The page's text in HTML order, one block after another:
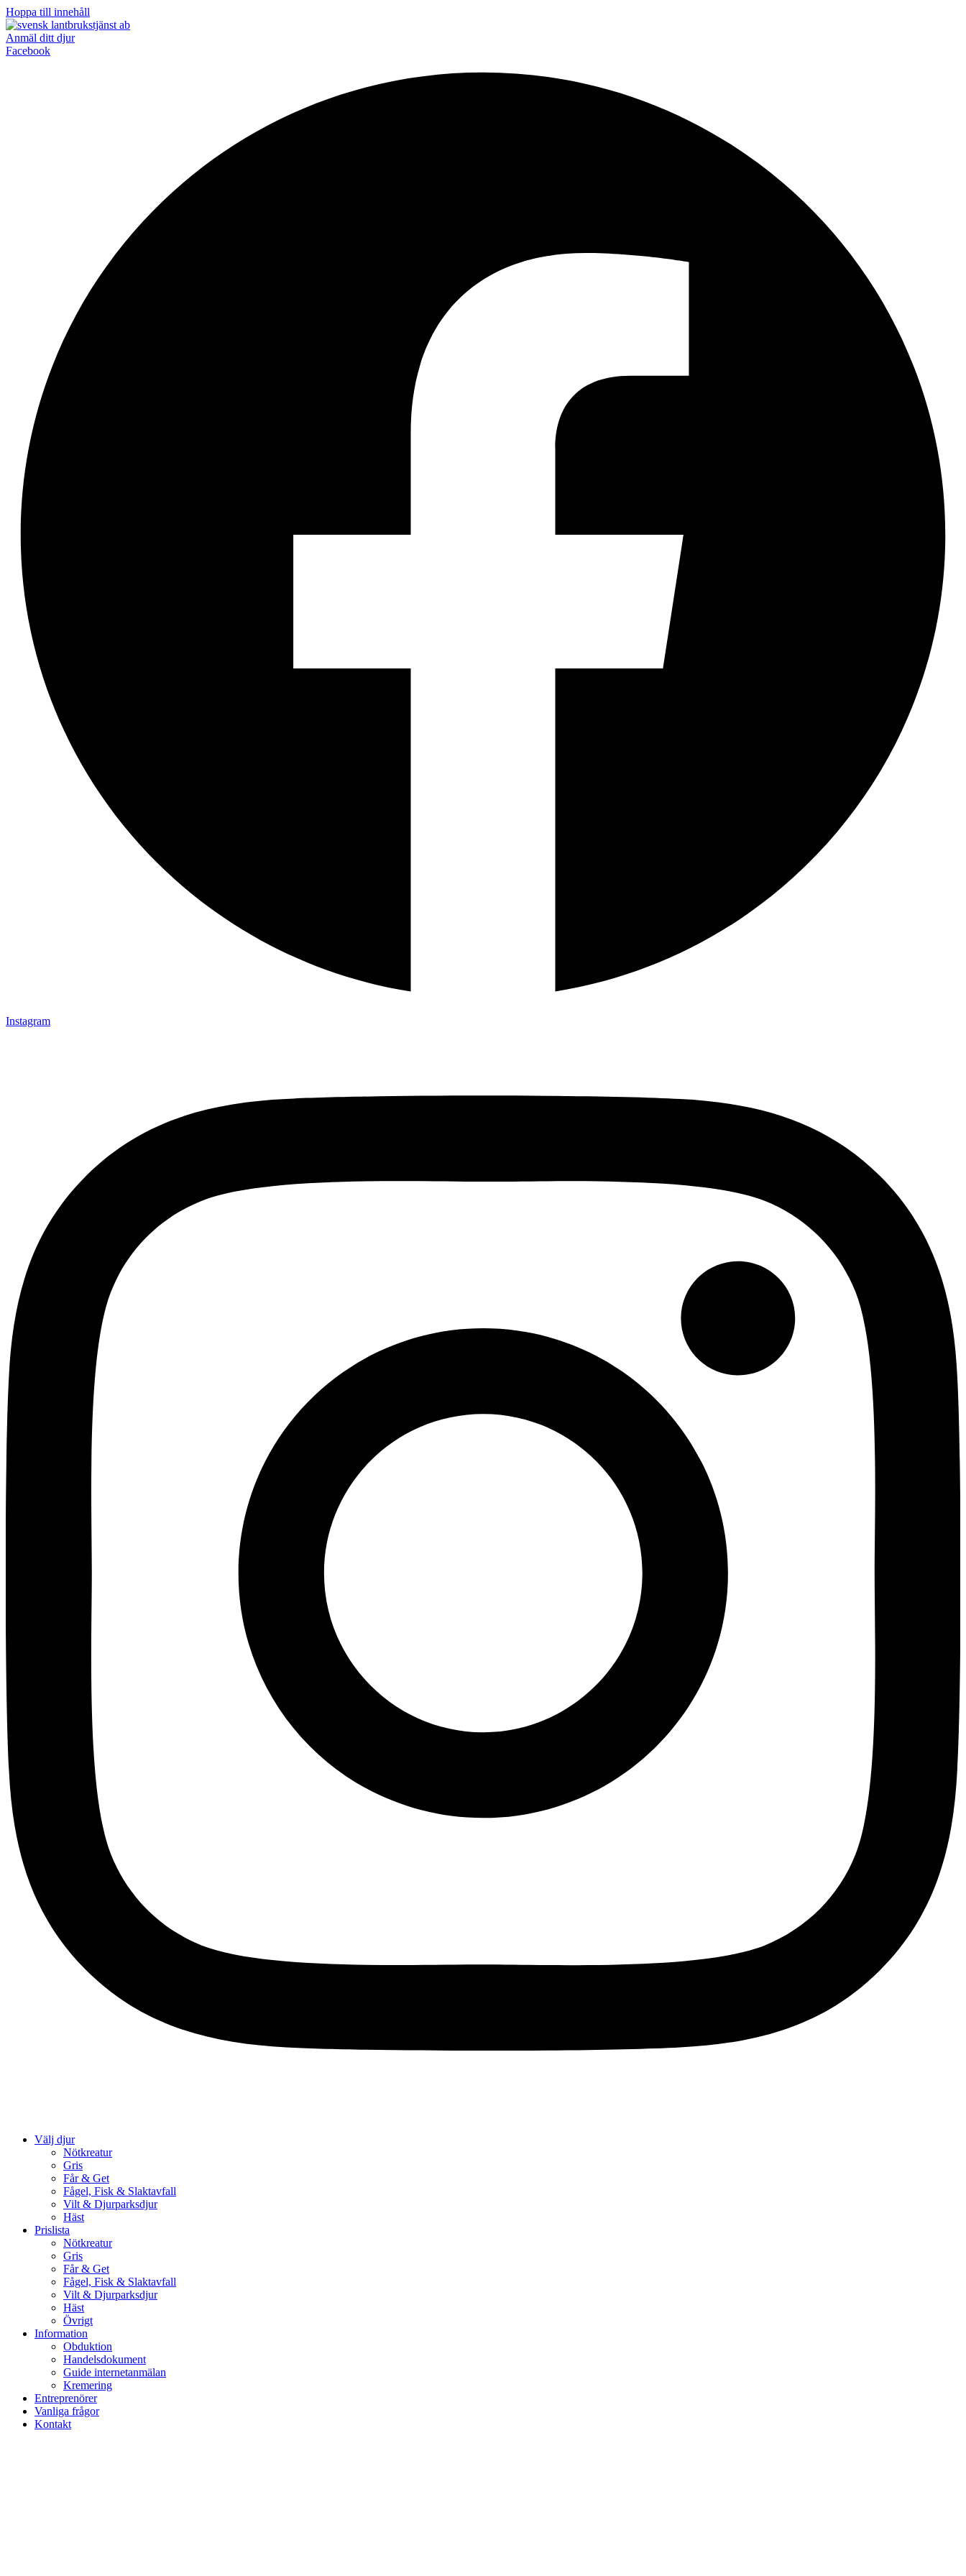
Hoppa till innehåll
Anmäl ditt djur
Facebook
Instagram
Välj djur
Nötkreatur
Gris
Får & Get
Fågel, Fisk & Slaktavfall
Vilt & Djurparksdjur
Häst
Prislista
Nötkreatur
Gris
Får & Get
Fågel, Fisk & Slaktavfall
Vilt & Djurparksdjur
Häst
Övrigt
Information
Obduktion
Handelsdokument
Guide internetanmälan
Kremering
Entreprenörer
Vanliga frågor
Kontakt